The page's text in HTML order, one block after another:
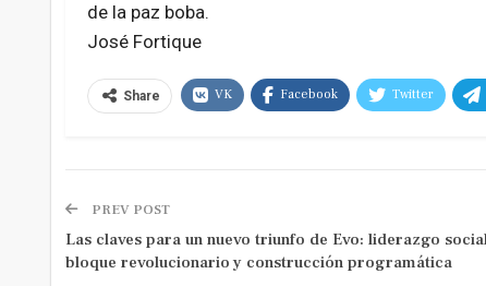
de la paz boba.
José Fortique
Share VK Facebook Twitter
PREV POST
Las claves para un nuevo triunfo de Evo: liderazgo
bloque revolucionario y construcción programática